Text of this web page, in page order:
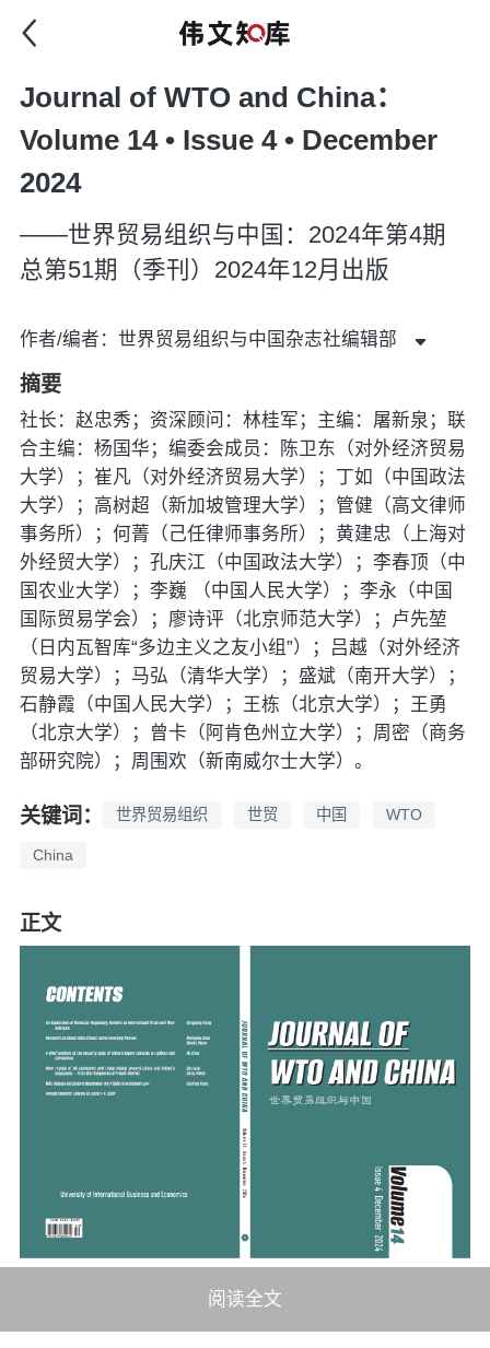
Journal of WTO and China：
Volume 14 • Issue 4 • December
2024
——世界贸易组织与中国：2024年第4期
总第51期（季刊）2024年12月出版
作者/编者：世界贸易组织与中国杂志社编辑部
摘要
社长：赵忠秀；资深顾问：林桂军；主编：屠新泉；联
合主编：杨国华；编委会成员：陈卫东（对外经济贸易
大学）；崔凡（对外经济贸易大学）；丁如（中国政法
大学）；高树超（新加坡管理大学）；管健（高文律师
事务所）；何菁（己任律师事务所）；黄建忠（上海对
外经贸大学）；孔庆江（中国政法大学）；李春顶（中
国农业大学）；李巍 （中国人民大学）；李永（中国
国际贸易学会）；廖诗评（北京师范大学）；卢先堃
（日内瓦智库“多边主义之友小组”）；吕越（对外经济
贸易大学）；马弘（清华大学）；盛斌（南开大学）；
石静霞（中国人民大学）；王栋（北京大学）；王勇
（北京大学）；曾卡（阿肯色州立大学）；周密（商务
部研究院）；周围欢（新南威尔士大学）。
关键词： 世界贸易组织 世贸 中国 WTO
China
正文
阅读全文